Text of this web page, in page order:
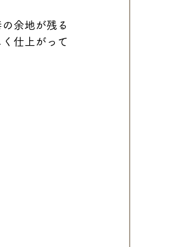
余地が残る
仕上がって